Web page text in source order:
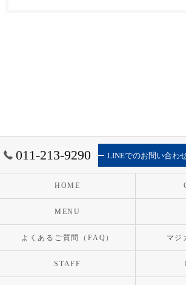
011-213-9290 LINEでのお問い合わ
HOME
MENU
よくあるご質問（FAQ） マジ
STAFF